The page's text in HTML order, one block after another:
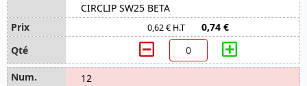
CIRCLIP SW25 BETA
0,62 € H.T 0,74 €
12